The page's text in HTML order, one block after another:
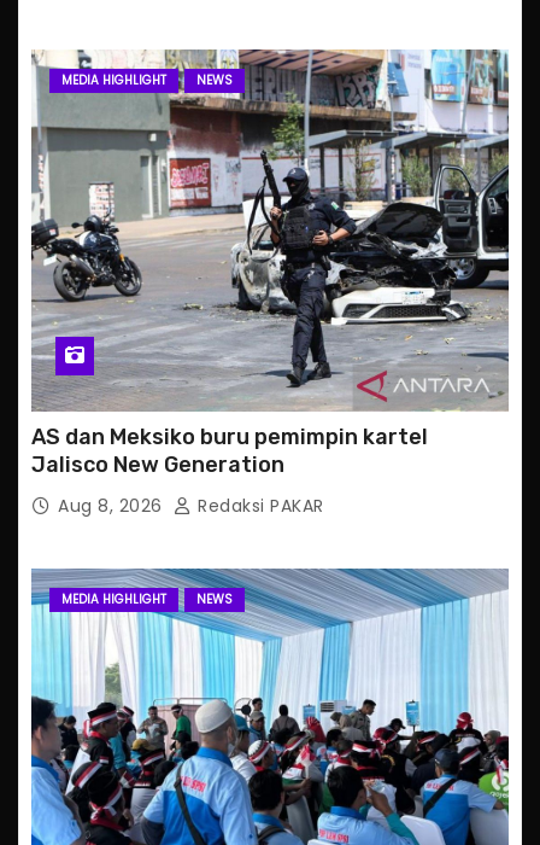
MEDIA HIGHLIGHT NEWS
AS dan Meksiko buru pemimpin kartel
Jalisco New Generation
Aug 8, 2026 Redaksi PAKAR
MEDIA HIGHLIGHT NEWS